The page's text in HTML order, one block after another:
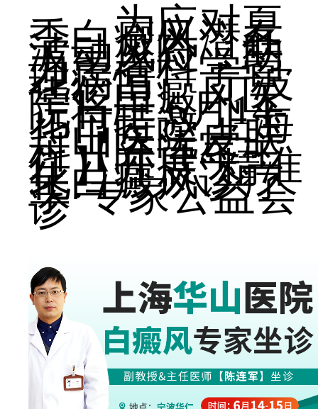
为应对夏
季白癜风潜在
波动风险，助
力患者科学管
理病情。​​ ​宁波
华仁白癜风医
院将于 ​6月14-
15日特邀 ​上海
华山医院皮肤
科【陈连军主
任】​开展“精准
化白癜风诊疗
季·专家公益会
诊